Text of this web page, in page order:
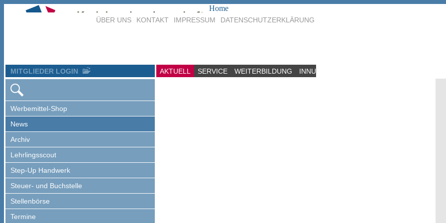
Home
MITGLIEDER LOGIN AKTUELL SERVICE WEITERBILDUNG INNUNG
ÜBER UNS KONTAKT IMPRESSUM DATENSCHUTZERKLÄRUNG
Werbemittel-Shop
News
Archiv
Lehrlingsscout
Step-Up Handwerk
Steuer- und Buchstelle
Stellenbörse
Termine